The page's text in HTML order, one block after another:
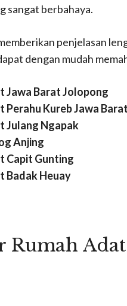
sangat berbahaya.
penjelasan
dengan mudah
Jawa Barat Jolopong
Perahu Kureb Jawa Barat
Julang Ngapak
Anjing
Capit Gunting
Badak Heuay
Adat